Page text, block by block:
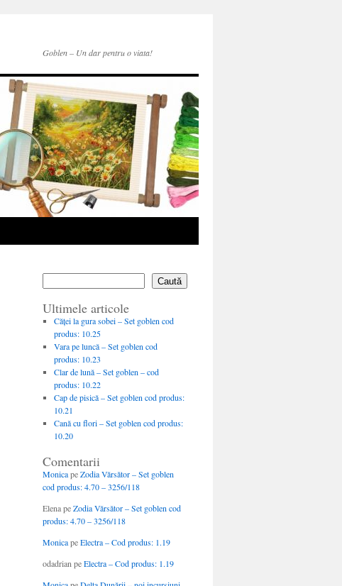
Goblen – Un dar pentru o viata!
Caută
Ultimele articole
Căţei la gura sobei – Set goblen cod
produs: 10.25
Vara pe luncă – Set goblen cod
produs: 10.23
Clar de lună – Set goblen – cod
produs: 10.22
Cap de pisică – Set goblen cod produs:
10.21
Cană cu flori – Set goblen cod produs:
10.20
Comentarii
MonicapeZodia Vărsător – Set goblen
cod produs: 4.70 – 3256/118
ElenapeZodia Vărsător – Set goblen cod
produs: 4.70 – 3256/118
MonicapeElectra – Cod produs: 1.19
odadrian peElectra – Cod produs: 1.19